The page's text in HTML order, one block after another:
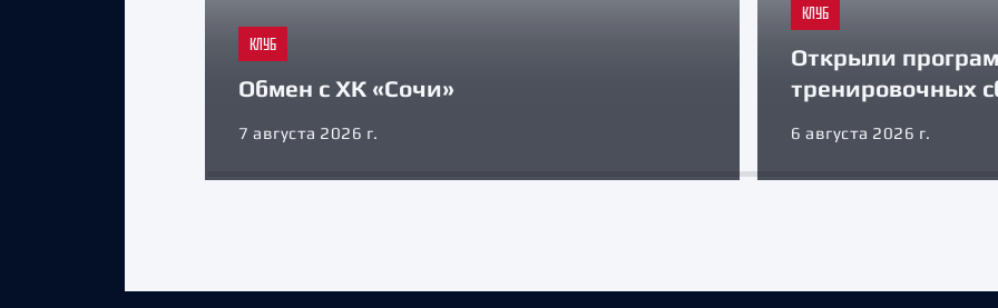
КЛУБ
Обмен с ХК «Сочи»
7 августа 2026 г.
КЛУБ
Открыли
тренировочных
6 августа 2026 г.